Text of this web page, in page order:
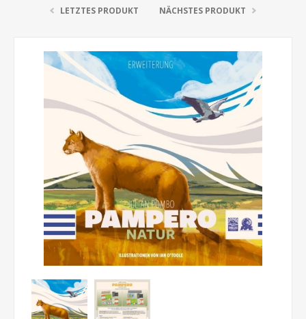
LETZTES PRODUKT NÄCHSTES PRODUKT